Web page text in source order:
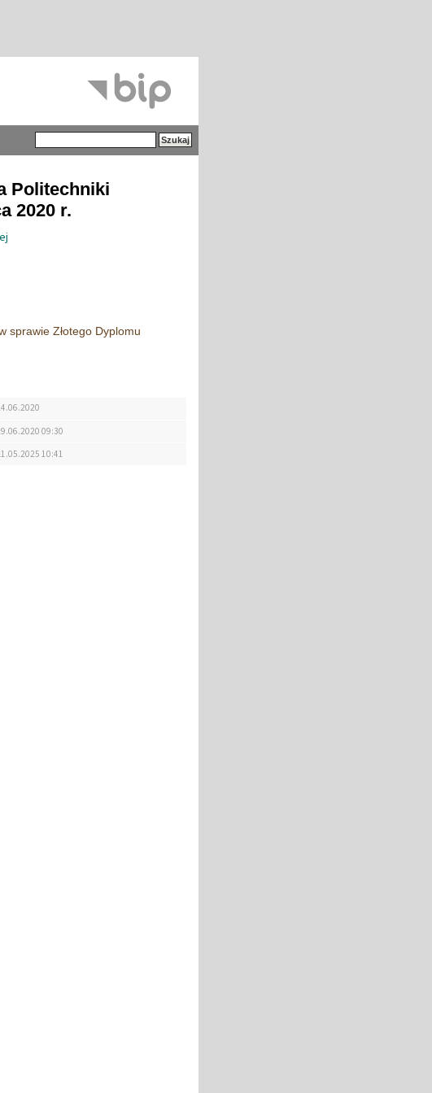
Politechniki
2020 r.
sprawie Złotego Dyplomu
09:30
10:41